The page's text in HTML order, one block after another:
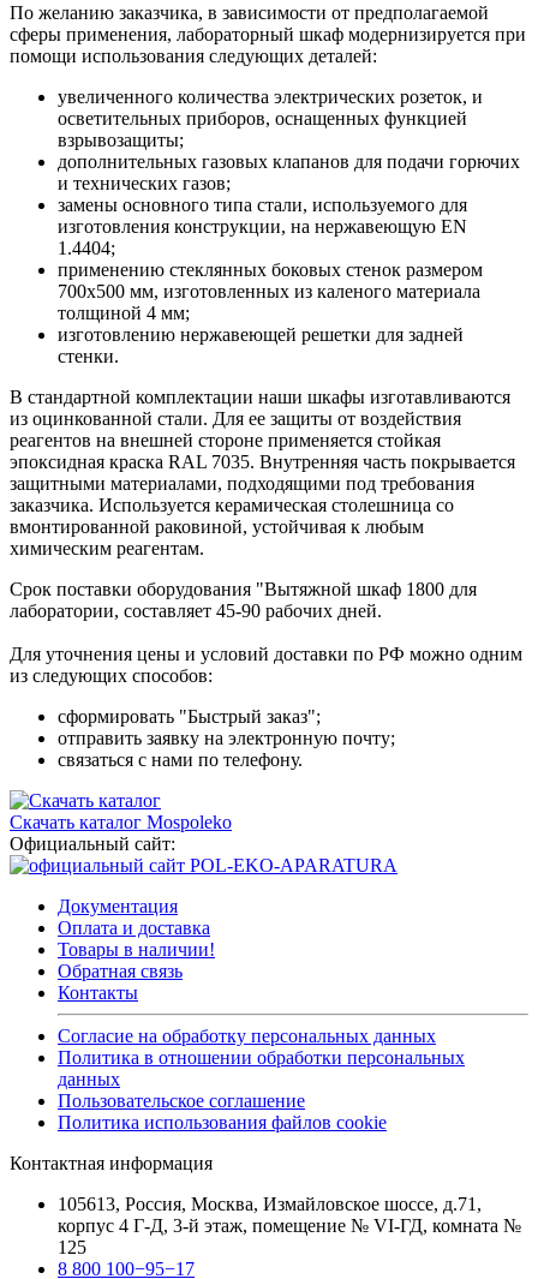
По желанию заказчика, в зависимости от предполагаемой
сферы применения, лабораторный шкаф модернизируется при
помощи использования следующих деталей:
увеличенного количества электрических розеток, и
осветительных приборов, оснащенных функцией
взрывозащиты;
дополнительных газовых клапанов для подачи горючих
и технических газов;
замены основного типа стали, используемого для
изготовления конструкции, на нержавеющую EN
1.4404;
применению стеклянных боковых стенок размером
700х500 мм, изготовленных из каленого материала
толщиной 4 мм;
изготовлению нержавеющей решетки для задней
стенки.
В стандартной комплектации наши шкафы изготавливаются
из оцинкованной стали. Для ее защиты от воздействия
реагентов на внешней стороне применяется стойкая
эпоксидная краска RAL 7035. Внутренняя часть покрывается
защитными материалами, подходящими под требования
заказчика. Используется керамическая столешница со
вмонтированной раковиной, устойчивая к любым
химическим реагентам.
Срок поставки оборудования "Вытяжной шкаф 1800 для
лаборатории, составляет 45-90 рабочих дней.
Для уточнения цены и условий доставки по РФ можно одним
из следующих способов:
сформировать "Быстрый заказ";
отправить заявку на электронную почту;
связаться с нами по телефону.
Скачать каталог Mospoleko
Официальный сайт:
Документация
Оплата и доставка
Товары в наличии!
Обратная связь
Контакты
Согласие на обработку персональных данных
Политика в отношении обработки персональных
данных
Пользовательское соглашение
Политика использования файлов cookie
Контактная информация
105613, Россия, Москва, Измайловское шоссе, д.71,
корпус 4 Г-Д, 3-й этаж, помещение № VI-ГД, комната №
125
8 800 100−95−17